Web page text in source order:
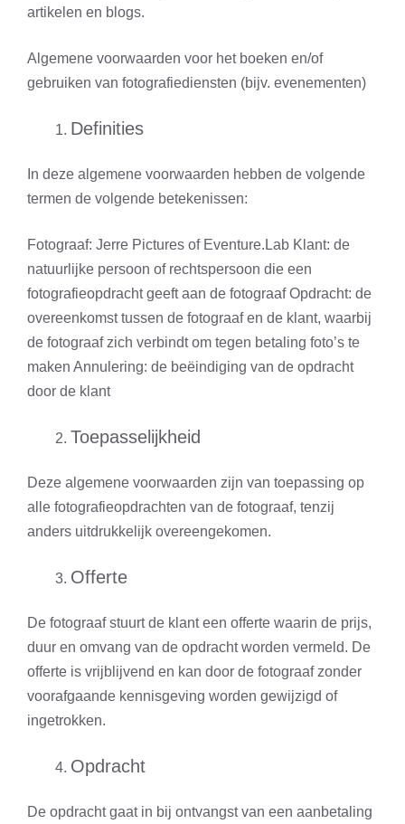
artikelen en blogs.
Algemene voorwaarden voor het boeken en/of
gebruiken van fotografiediensten (bijv. evenementen)
Definities
In deze algemene voorwaarden hebben de volgende
termen de volgende betekenissen:
Fotograaf: Jerre Pictures of Eventure.Lab Klant: de
natuurlijke persoon of rechtspersoon die een
fotografieopdracht geeft aan de fotograaf Opdracht: de
overeenkomst tussen de fotograaf en de klant, waarbij
de fotograaf zich verbindt om tegen betaling foto’s te
maken Annulering: de beëindiging van de opdracht
door de klant
Toepasselijkheid
Deze algemene voorwaarden zijn van toepassing op
alle fotografieopdrachten van de fotograaf, tenzij
anders uitdrukkelijk overeengekomen.
Offerte
De fotograaf stuurt de klant een offerte waarin de prijs,
duur en omvang van de opdracht worden vermeld. De
offerte is vrijblijvend en kan door de fotograaf zonder
voorafgaande kennisgeving worden gewijzigd of
ingetrokken.
Opdracht
De opdracht gaat in bij ontvangst van een aanbetaling